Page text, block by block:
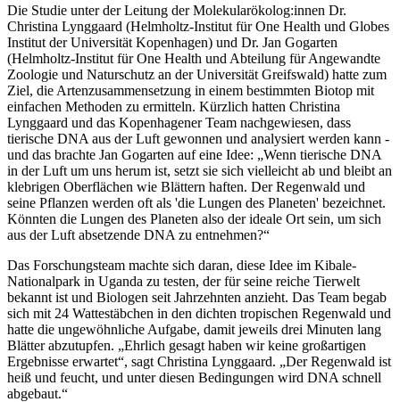
Die Studie unter der Leitung der Molekularökolog:innen Dr.
Christina Lynggaard (Helmholtz-Institut für One Health und Globes
Institut der Universität Kopenhagen) und Dr. Jan Gogarten
(Helmholtz-Institut für One Health und Abteilung für Angewandte
Zoologie und Naturschutz an der Universität Greifswald) hatte zum
Ziel, die Artenzusammensetzung in einem bestimmten Biotop mit
einfachen Methoden zu ermitteln. Kürzlich hatten Christina
Lynggaard und das Kopenhagener Team nachgewiesen, dass
tierische DNA aus der Luft gewonnen und analysiert werden kann -
und das brachte Jan Gogarten auf eine Idee: „Wenn tierische DNA
in der Luft um uns herum ist, setzt sie sich vielleicht ab und bleibt an
klebrigen Oberflächen wie Blättern haften. Der Regenwald und
seine Pflanzen werden oft als 'die Lungen des Planeten' bezeichnet.
Könnten die Lungen des Planeten also der ideale Ort sein, um sich
aus der Luft absetzende DNA zu entnehmen?“
Das Forschungsteam machte sich daran, diese Idee im Kibale-
Nationalpark in Uganda zu testen, der für seine reiche Tierwelt
bekannt ist und Biologen seit Jahrzehnten anzieht. Das Team begab
sich mit 24 Wattestäbchen in den dichten tropischen Regenwald und
hatte die ungewöhnliche Aufgabe, damit jeweils drei Minuten lang
Blätter abzutupfen. „Ehrlich gesagt haben wir keine großartigen
Ergebnisse erwartet“, sagt Christina Lynggaard. „Der Regenwald ist
heiß und feucht, und unter diesen Bedingungen wird DNA schnell
abgebaut.“